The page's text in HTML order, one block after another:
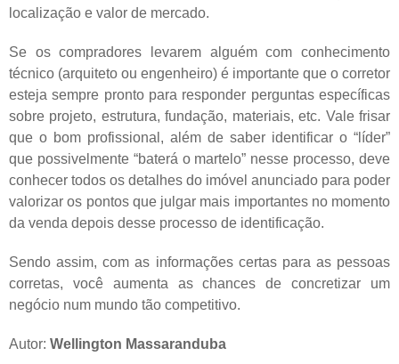
localização e valor de mercado.
Se os compradores levarem alguém com conhecimento
técnico (arquiteto ou engenheiro) é importante que o corretor
esteja sempre pronto para responder perguntas específicas
sobre projeto, estrutura, fundação, materiais, etc. Vale frisar
que o bom profissional, além de saber identificar o “líder”
que possivelmente “baterá o martelo” nesse processo, deve
conhecer todos os detalhes do imóvel anunciado para poder
valorizar os pontos que julgar mais importantes no momento
da venda depois desse processo de identificação.
Sendo assim, com as informações certas para as pessoas
corretas, você aumenta as chances de concretizar um
negócio num mundo tão competitivo.
Autor: Wellington Massaranduba